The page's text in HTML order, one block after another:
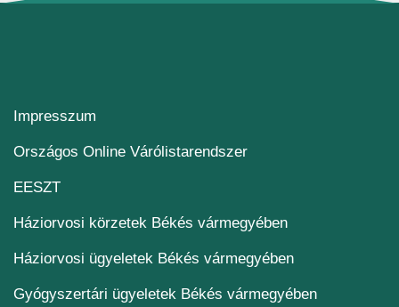
Impresszum
Országos Online Várólistarendszer(új ablakban nyílik
EESZT(új ablakban nyílik meg)
Háziorvosi körzetek Békés vármegyében
Háziorvosi ügyeletek Békés vármegyében
Gyógyszertári ügyeletek Békés vármegyében